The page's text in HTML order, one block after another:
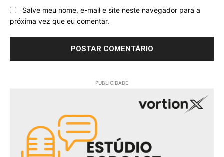
Salve meu nome, e-mail e site neste navegador para a
próxima vez que eu comentar.
PUBLICIDADE